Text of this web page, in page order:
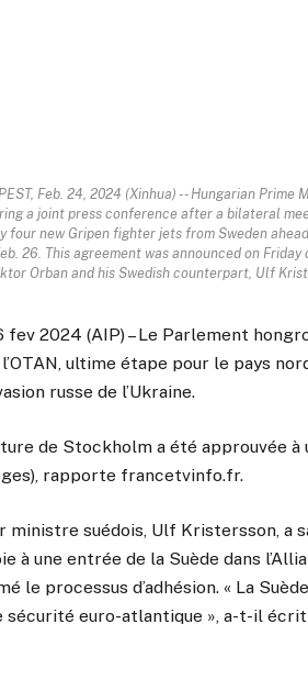
Feb. 24, 2024 (Xinhua) -- Hungarian
a joint press conference after a bilateral
four new Gripen fighter jets from Sweden
26. This agreement was announced on
Orban and his Swedish counterpart, Ulf
fev 2024 (AIP) – Le Parlement
l’OTAN, ultime étape pour le pays
russe de l’Ukraine.
de Stockholm a été approuvée
rapporte francetvinfo.fr.
ministre suédois, Ulf Kristersson, a
à une entrée de la Suède dans
le processus d’adhésion. « La
sécurité euro-atlantique », a-t-il écrit